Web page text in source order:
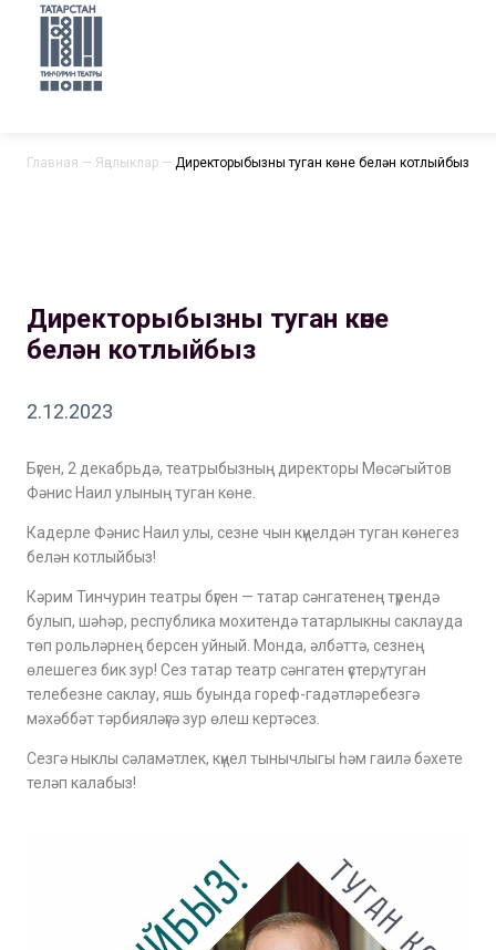
Главная — Яңалыклар — Директорыбызны туган көне белән котлыйбыз
Директорыбызны туган көне
белән котлыйбыз
2.12.2023
Бүген, 2 декабрьдә, театрыбызның директоры Мөсәгыйтов
Фәнис Наил улының туган көне.
Кадерле Фәнис Наил улы, сезне чын күңелдән туган көнегез
белән котлыйбыз!
Кәрим Тинчурин театры бүген — татар сәнгатенең түрендә
булып, шәһәр, республика мохитендә татарлыкны саклауда
төп рольләрнең берсен уйный. Монда, әлбәттә, сезнең
өлешегез бик зур! Сез татар театр сәнгатен үстерү, туган
телебезне саклау, яшь буында гореф-гадәтләребезгә
мәхәббәт тәрбияләүгә зур өлеш кертәсез.
Сезгә ныклы сәламәтлек, күңел тынычлыгы һәм гаилә бәхете
теләп калабыз!